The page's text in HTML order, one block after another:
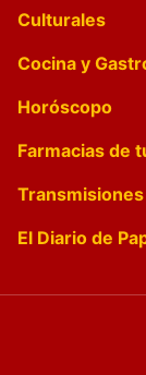
Culturales
Cocina y
Horóscopo
Farmacias de
El Diario de